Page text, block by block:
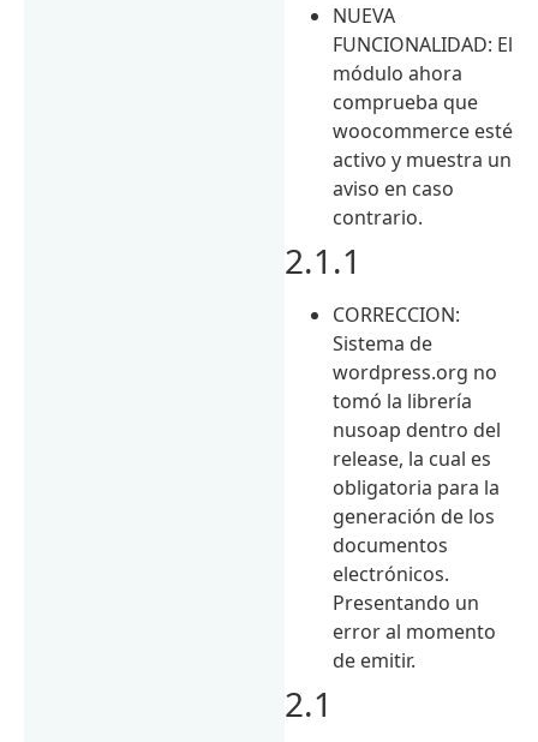
NUEVA
FUNCIONALIDAD: El
módulo ahora
comprueba que
woocommerce esté
activo y muestra un
aviso en caso
contrario.
2.1.1
CORRECCION:
Sistema de
wordpress.org no
tomó la librería
nusoap dentro del
release, la cual es
obligatoria para la
generación de los
documentos
electrónicos.
Presentando un
error al momento
de emitir.
2.1